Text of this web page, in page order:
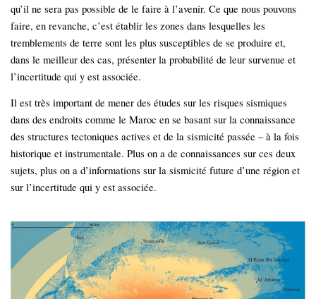
qu’il ne sera pas possible de le faire à l’avenir. Ce que nous pouvons
faire, en revanche, c’est établir les zones dans lesquelles les
tremblements de terre sont les plus susceptibles de se produire et,
dans le meilleur des cas, présenter la probabilité de leur survenue et
l’incertitude qui y est associée.
Il est très important de mener des études sur les risques sismiques
dans des endroits comme le Maroc en se basant sur la connaissance
des structures tectoniques actives et de la sismicité passée – à la fois
historique et instrumentale. Plus on a de connaissances sur ces deux
sujets, plus on a d’informations sur la sismicité future d’une région et
sur l’incertitude qui y est associée.